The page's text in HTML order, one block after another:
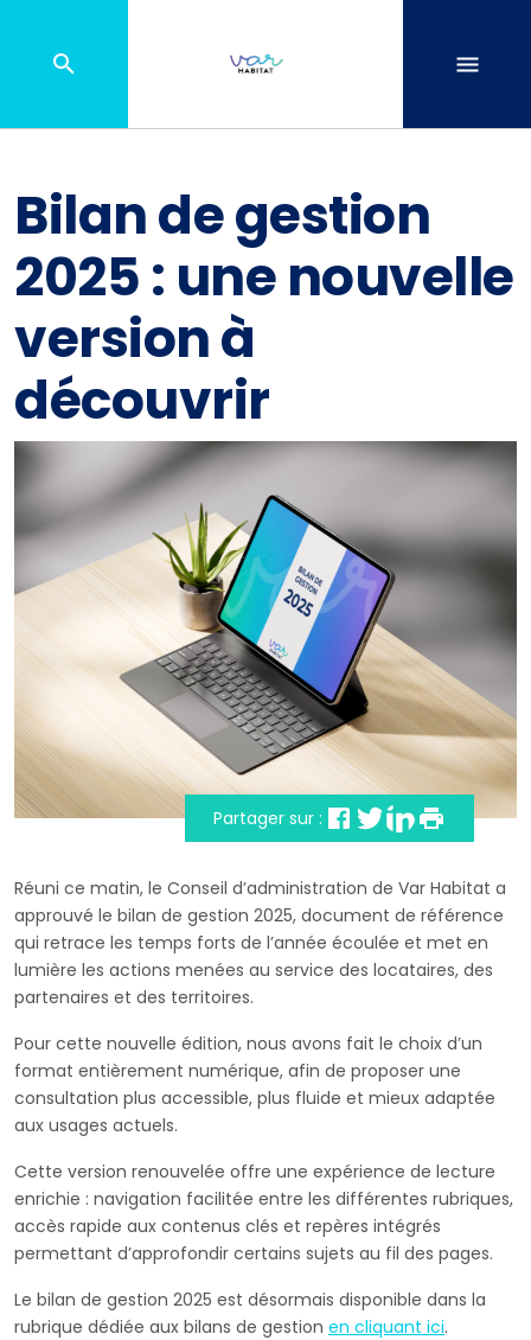
Bilan de gestion
2025 : une nouvelle
version à
découvrir
Partager sur :
Réuni ce matin, le Conseil d’administration de Var Habitat a
approuvé le bilan de gestion 2025, document de référence
qui retrace les temps forts de l’année écoulée et met en
lumière les actions menées au service des locataires, des
partenaires et des territoires.
Pour cette nouvelle édition, nous avons fait le choix d’un
format entièrement numérique, afin de proposer une
consultation plus accessible, plus fluide et mieux adaptée
aux usages actuels.
Cette version renouvelée offre une expérience de lecture
enrichie : navigation facilitée entre les différentes rubriques,
accès rapide aux contenus clés et repères intégrés
permettant d’approfondir certains sujets au fil des pages.
Le bilan de gestion 2025 est désormais disponible dans la
rubrique dédiée aux bilans de gestion en cliquant ici.